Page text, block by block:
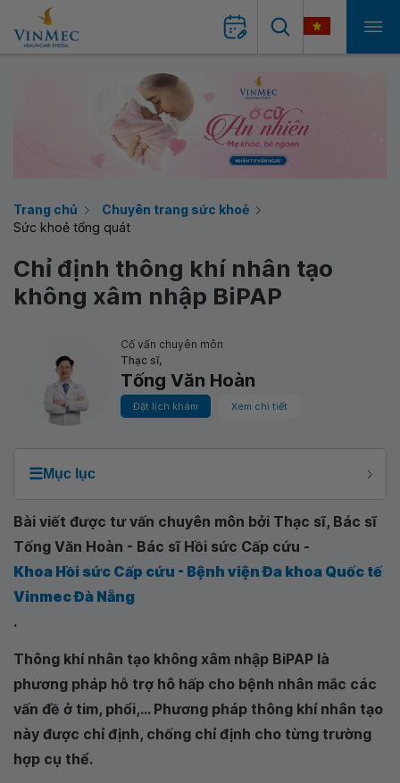
Trang chủ
Chuyên trang sức khoẻ
Sức khoẻ tổng quát
Chỉ định thông khí nhân tạo
không xâm nhập BiPAP
Cố vấn chuyên môn
Thạc sĩ,
Tống Văn Hoàn
Đặt lịch khám Xem chi tiết
☰Mục lục
Bài viết được tư vấn chuyên môn bởi Thạc sĩ, Bác sĩ
Tống Văn Hoàn - Bác sĩ Hồi sức Cấp cứu -
Khoa Hồi sức Cấp cứu - Bệnh viện Đa khoa Quốc tế
Vinmec Đà Nẵng
.
Thông khí nhân tạo không xâm nhập BiPAP là
phương pháp hỗ trợ hô hấp cho bệnh nhân mắc các
vấn đề ở tim, phổi,... Phương pháp thông khí nhân tạo
này được chỉ định, chống chỉ định cho từng trường
hợp cụ thể.